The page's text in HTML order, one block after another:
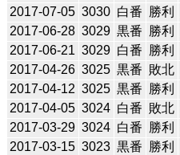
2017-07-05 3030 白番 勝利
2017-06-28 3029 黒番 勝利
2017-06-21 3029 白番 勝利
2017-04-26 3025 黒番 敗北
2017-04-12 3025 黒番 勝利
2017-04-05 3024 白番 敗北
2017-03-29 3024 白番 勝利
2017-03-15 3023 黒番 勝利